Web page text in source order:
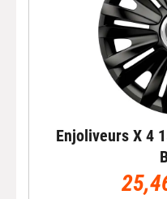
Enjoliveurs X 4